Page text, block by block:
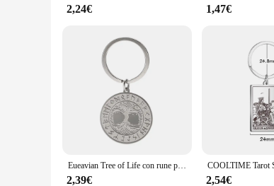
2,24€ 1,47€
Eueavian Tree of Life con rune portachiavi in acciaio inossidabile per donna uomo Yggdrasil Protection portachiavi Inspirational amuleto Jewelry
2,39€ 2,54€